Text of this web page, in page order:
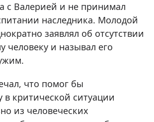
с Валерией и не принимал
наследника. Молодой
заявлял об отсутствии
человеку и называл его
что помог бы
в критической ситуации
из человеческих